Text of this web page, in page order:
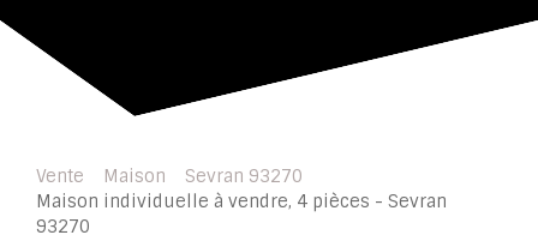
Vente Maison
Sevran 93270
Maison individuelle à vendre, 4 pièces - Sevran
93270